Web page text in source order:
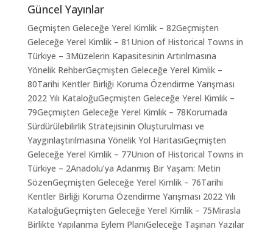
Güncel Yayınlar
Geçmişten Geleceğe Yerel Kimlik – 82Geçmişten
Geleceğe Yerel Kimlik – 81 Union of Historical Towns in
Türkiye – 3Müzelerin Kapasitesinin Artırılmasına
Yönelik RehberGeçmişten Geleceğe Yerel Kimlik –
80Tarihi Kentler Birliği Koruma Özendirme Yarışması
2022 Yılı KataloğuGeçmişten Geleceğe Yerel Kimlik –
79Geçmişten Geleceğe Yerel Kimlik – 78Korumada
Sürdürülebilirlik Stratejisinin Oluşturulması ve
Yaygınlaştırılmasına Yönelik Yol HaritasıGeçmişten
Geleceğe Yerel Kimlik – 77Union of Historical Towns in
Türkiye – 2Anadolu’ya Adanmış Bir Yaşam: Metin
SözenGeçmişten Geleceğe Yerel Kimlik – 76Tarihi
Kentler Birliği Koruma Özendirme Yarışması 2022 Yılı
KataloğuGeçmişten Geleceğe Yerel Kimlik – 75Mirasla
Birlikte Yapılanma Eylem PlanıGeleceğe Taşınan Yazılar